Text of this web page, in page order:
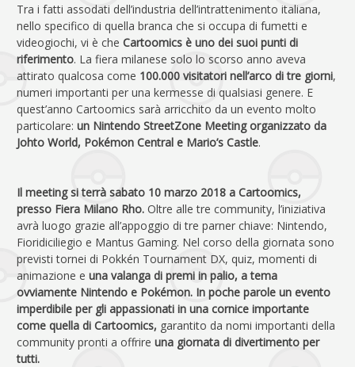
Tra i fatti assodati dell’industria dell’intrattenimento italiana,
nello specifico di quella branca che si occupa di fumetti e
videogiochi, vi è che Cartoomics è uno dei suoi punti di
riferimento. La fiera milanese solo lo scorso anno aveva
attirato qualcosa come 100.000 visitatori nell’arco di tre giorni,
numeri importanti per una kermesse di qualsiasi genere. E
quest’anno Cartoomics sarà arricchito da un evento molto
particolare: un Nintendo StreetZone Meeting organizzato da
Johto World, Pokémon Central e Mario’s Castle.
Il meeting si terrà sabato 10 marzo 2018 a Cartoomics,
presso Fiera Milano Rho. Oltre alle tre community, l’iniziativa
avrà luogo grazie all’appoggio di tre parner chiave: Nintendo,
Fioridiciliegio e Mantus Gaming. Nel corso della giornata sono
previsti tornei di Pokkén Tournament DX, quiz, momenti di
animazione e una valanga di premi in palio, a tema
ovviamente Nintendo e Pokémon. In poche parole un evento
imperdibile per gli appassionati in una cornice importante
come quella di Cartoomics, garantito da nomi importanti della
community pronti a offrire una giornata di divertimento per
tutti.